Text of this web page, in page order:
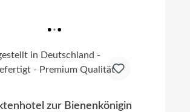
zur Bienenkönigin